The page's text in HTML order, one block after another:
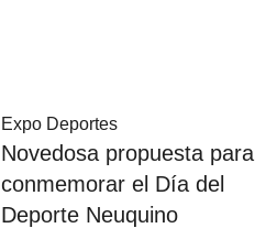
Expo Deportes
Novedosa propuesta para
conmemorar el Día del
Deporte Neuquino